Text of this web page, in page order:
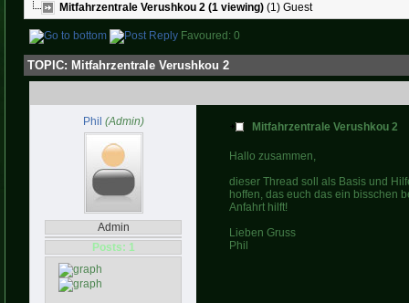
Mitfahrzentrale Verushkou 2 (1 viewing) (1) Guest
Favoured: 0
TOPIC: Mitfahrzentrale Verushkou 2
Phil (Admin)
Admin
Posts: 1
Mitfahrzentrale Verushkou 2
Hallo zusammen,
dieser Thread soll als Basis und
hoffen, das euch das ein bisschen
Anfahrt hilft!
Lieben Gruss
Phil